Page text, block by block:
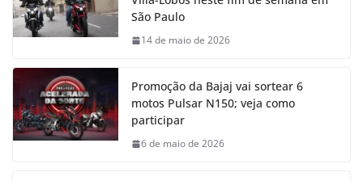
São Paulo
14 de maio de 2026
Promoção da Bajaj vai sortear 6
motos Pulsar N150; veja como
participar
6 de maio de 2026